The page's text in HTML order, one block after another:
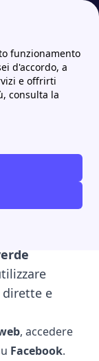
funzionamento
d'accordo, a
e offrirti
consulta la
di
dirette e
, accedere
Facebook.